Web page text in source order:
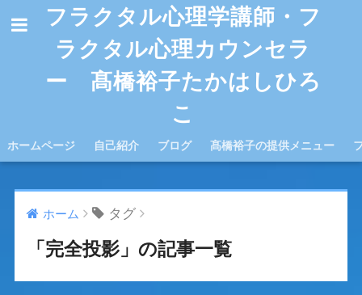
フラクタル心理学講師・フ
ラクタル心理カウンセラ
ー 髙橋裕子たかはしひろ
こ
ホームページ 自己紹介 ブログ 髙橋裕子の提供メニュー
ホーム タグ
「完全投影」の記事一覧